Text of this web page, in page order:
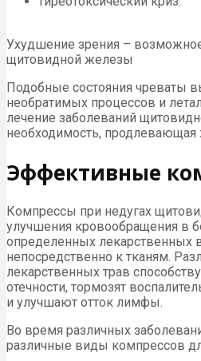
Ухудшение зрения –
щитовидной железы
Подобные состояния чреваты
необратимых процессов и
лечение заболеваний
необходимость, продлевающая
Эффективные
Компрессы при недугах
улучшения кровообращения в
определенных лекарственных
непосредственно к тканям.
лекарственных трав
отечности, тормозят
и улучшают отток лимфы.
Во время различных
различные виды компрессов